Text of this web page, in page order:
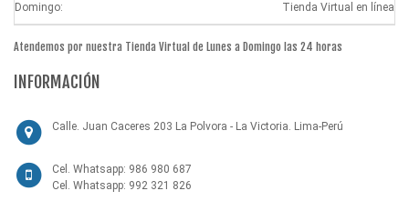
Domingo: Tienda Virtual en línea
Atendemos por nuestra Tienda Virtual de Lunes a Domingo las 24 horas
INFORMACIÓN
Calle. Juan Caceres 203 La Polvora - La Victoria. Lima-Perú
Cel. Whatsapp: 986 980 687
Cel. Whatsapp: 992 321 826